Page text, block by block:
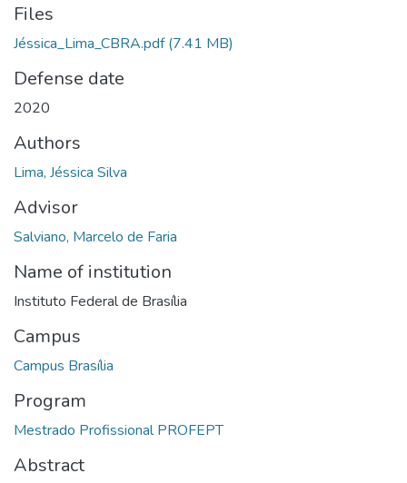
Files
Jéssica_Lima_CBRA.pdf(7.41 MB)
Defense date
2020
Authors
Lima, Jéssica Silva
Advisor
Salviano, Marcelo de Faria
Name of institution
Instituto Federal de Brasília
Campus
Campus Brasília
Program
Mestrado Profissional PROFEPT
Abstract